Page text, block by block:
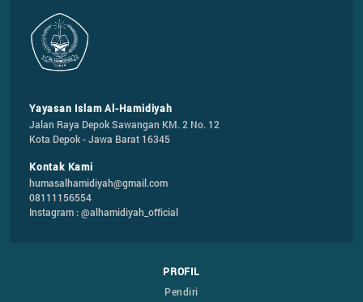
Yayasan Islam Al-Hamidiyah
Jalan Raya Depok Sawangan KM. 2 No. 12
Kota Depok - Jawa Barat 16345
Kontak Kami
humasalhamidiyah@gmail.com
08111156554
Instagram : @alhamidiyah_official
PROFIL
Pendiri